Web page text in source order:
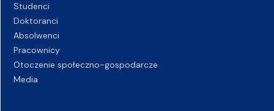
Studenci
Doktoranci
Absolwenci
Pracownicy
Otoczenie społeczno-gospodarcze
Media